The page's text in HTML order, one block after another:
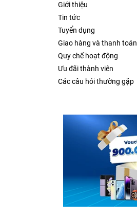
Giới thiệu
Tin tức
Tuyển dụng
Giao hàng và thanh toán
Quy chế hoạt động
Ưu đãi thành viên
Các câu hỏi thường gặp